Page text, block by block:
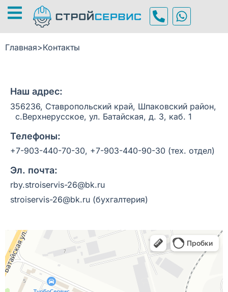
Главная>Контакты
Наш адрес:
356236, Ставропольский край, Шпаковский район,
с.Верхнерусское, ул. Батайская, д. 3, каб. 1
Телефоны:
+7-903-440-70-30, +7-903-440-90-30 (тех. отдел)
Эл. почта:
rby.stroiservis-26@bk.ru
stroiservis-26@bk.ru (бухгалтерия)